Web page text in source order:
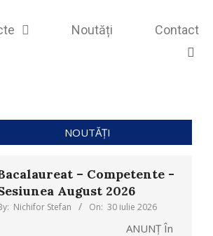
Noutăți Contact
NOUTĂȚI
– Competente -
August 2026
Nichifor Stefan On: 30 iulie 2026
ANUNȚ În